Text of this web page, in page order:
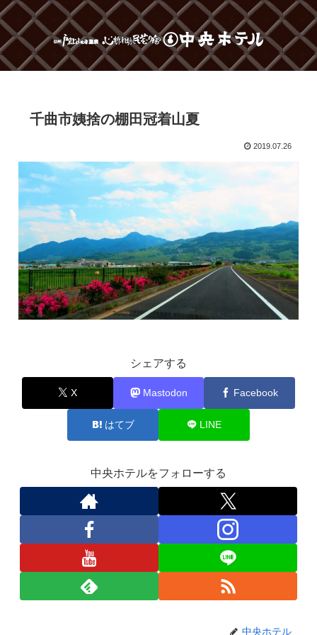
千曲市姨捨の棚田冠着山夏
2019.07.26
シェアする
X Mastodon Facebook
はてブ LINE
中央ホテルをフォローする
中央ホテル